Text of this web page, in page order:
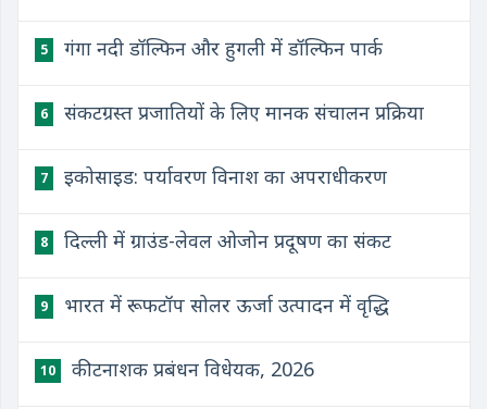
5 गंगा नदी डॉल्फिन और हुगली में डॉल्फिन पार्क
6 संकटग्रस्त प्रजातियों के लिए मानक संचालन प्रक्रिया
7 इकोसाइड: पर्यावरण विनाश का अपराधीकरण
8 दिल्ली में ग्राउंड-लेवल ओजोन प्रदूषण का संकट
9 भारत में रूफटॉप सोलर ऊर्जा उत्पादन में वृद्धि
10 कीटनाशक प्रबंधन विधेयक, 2026